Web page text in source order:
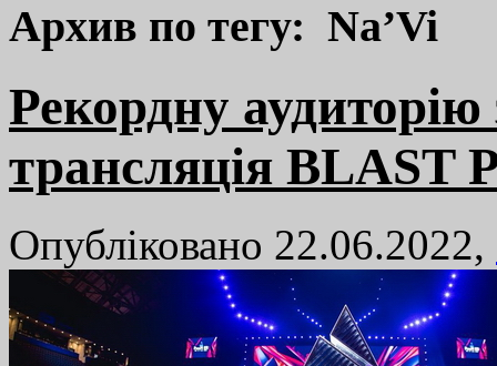
Архив по тегу: Na’Vi
Рекордну аудиторію
трансляція BLAST
Опубліковано 22.06.2022,